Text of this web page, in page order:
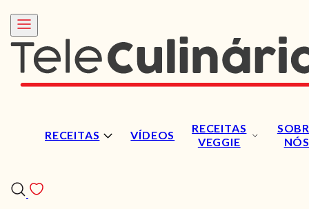
RECEITAS VÍDEOS
RECEITAS
VEGGIE
NÓS